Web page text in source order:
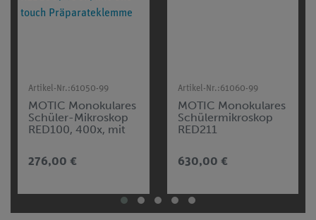
Artikel-Nr.:61050-99
MOTIC Monokulares
Schüler-Mikroskop
RED100, 400x, mit
Präparateklemme
276,00 €
Artikel-Nr.:61060-99
MOTIC Monokulares
Schülermikroskop
RED211
630,00 €